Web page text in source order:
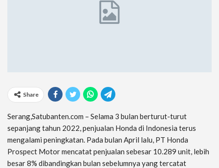
Share
Serang,Satubanten.com – Selama 3 bulan berturut-turut
sepanjang tahun 2022, penjualan Honda di Indonesia terus
mengalami peningkatan. Pada bulan April lalu, PT Honda
Prospect Motor mencatat penjualan sebesar 10.289 unit, lebih
besar 8% dibandingkan bulan sebelumnya yang tercatat